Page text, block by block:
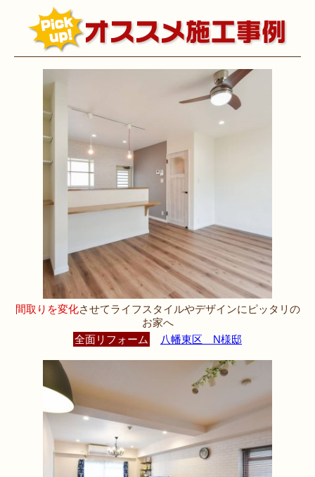
間取りを変化させてライフスタイルやデザインにピッタリの
お家へ
全面リフォーム
八幡東区 N様邸